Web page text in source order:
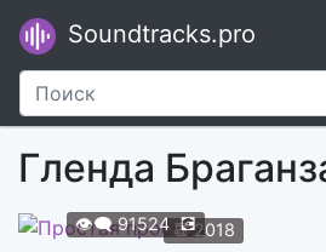
Soundtracks.pro
Гленда
📆2018
👁️‍🗨️91524 💽